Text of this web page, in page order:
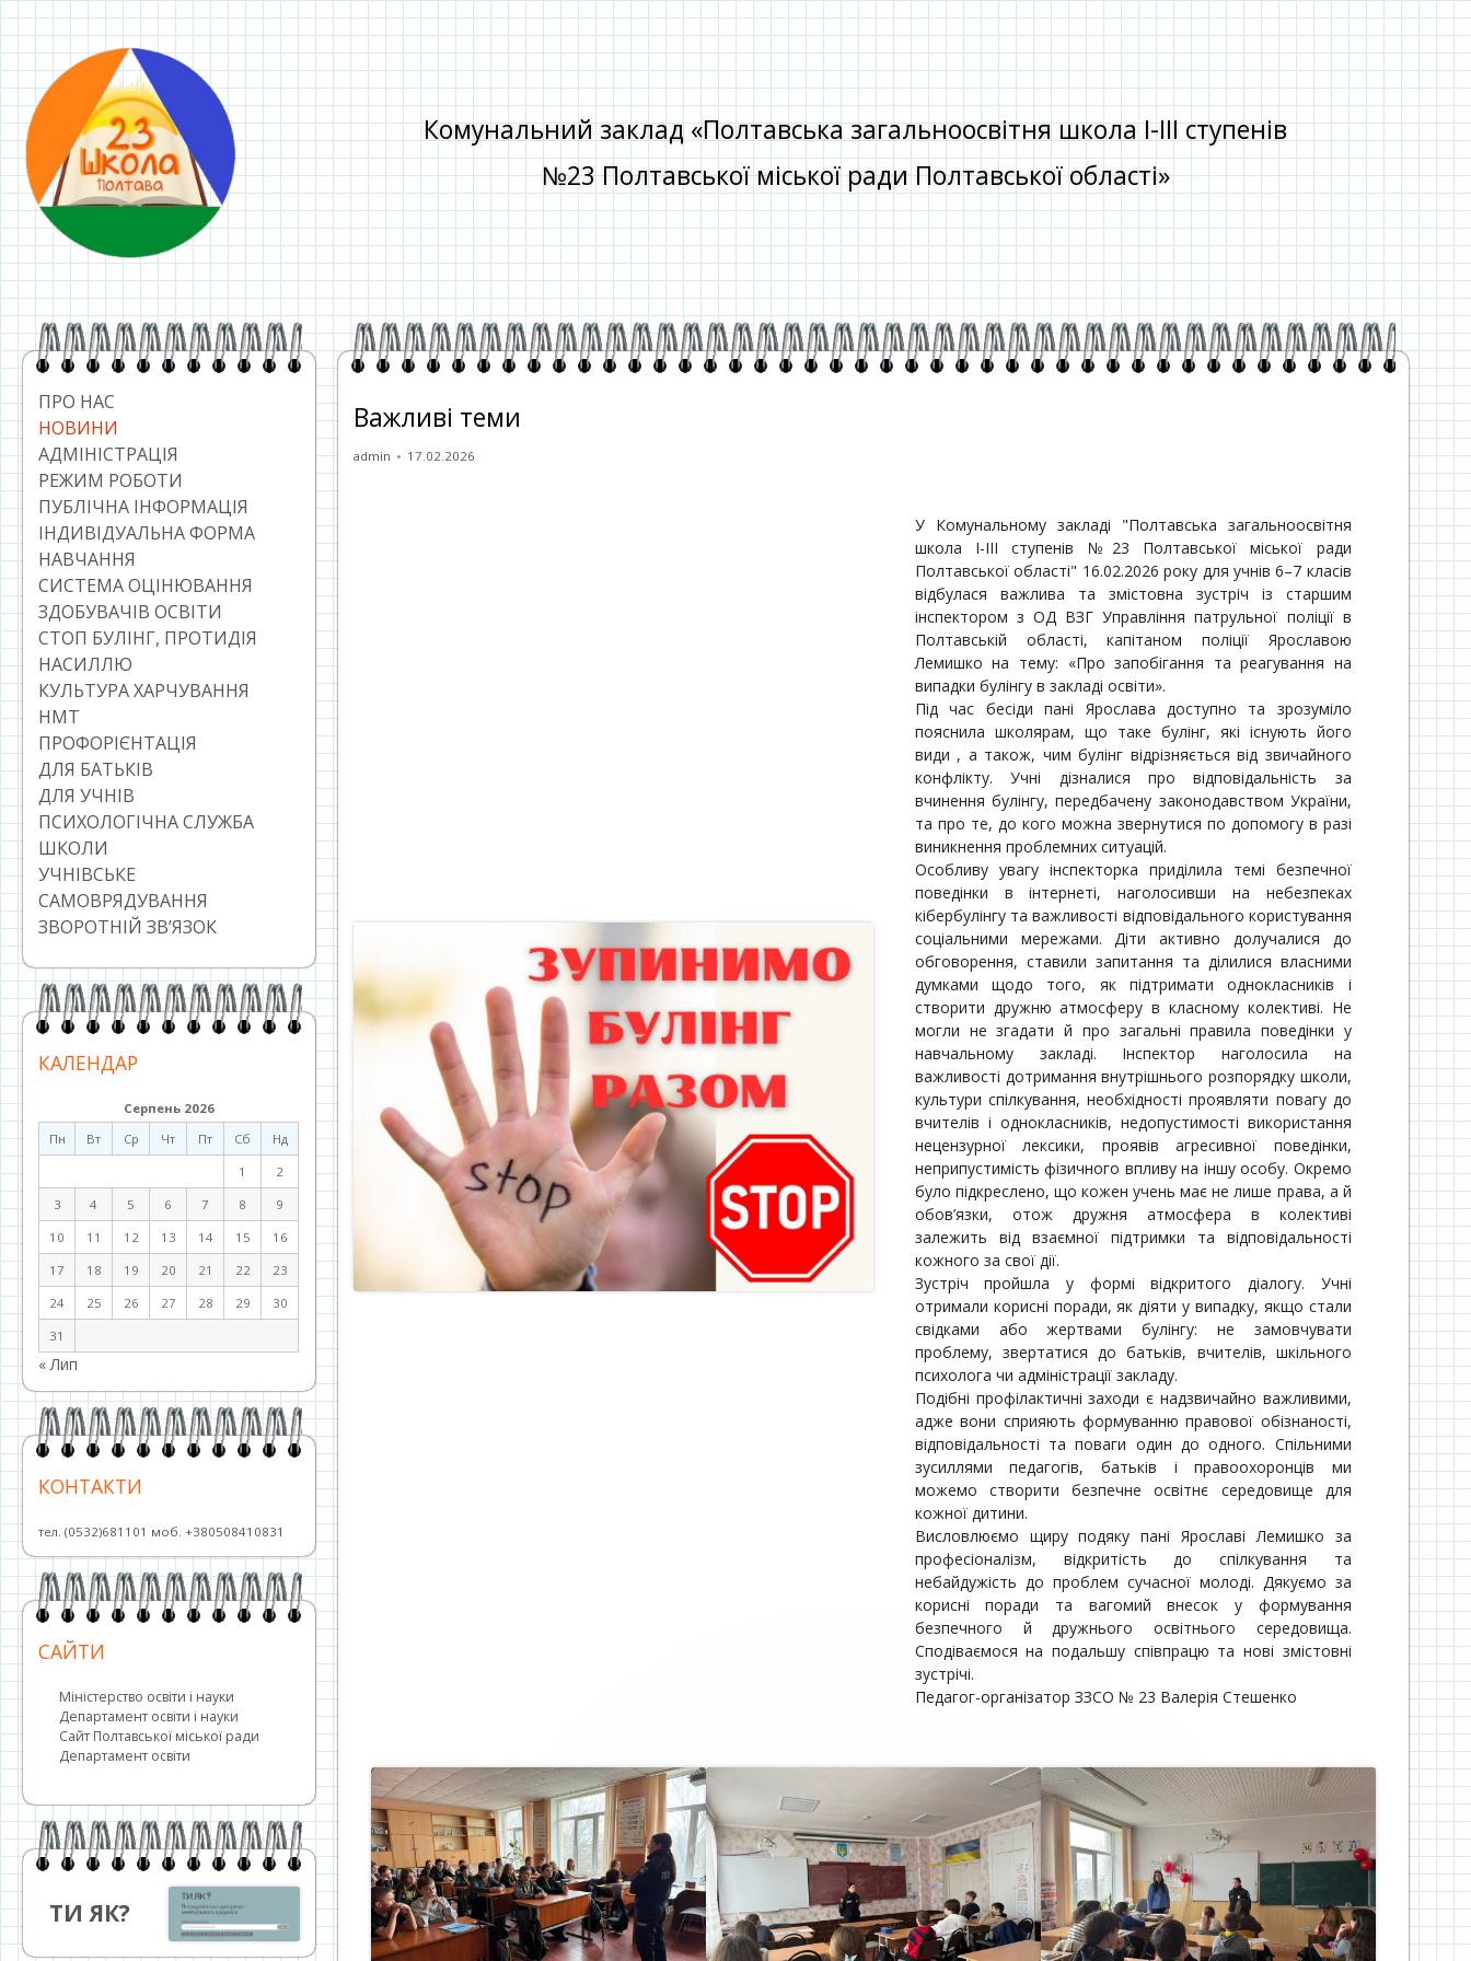
до
контенту
Комунальний заклад «Полтавська загальноосвітня школа І-ІІІ ступенів
№23 Полтавської міської ради Полтавської області»
Головний
сайдбар
ПРО НАС
НОВИНИ
АДМІНІСТРАЦІЯ
РЕЖИМ РОБОТИ
ПУБЛІЧНА ІНФОРМАЦІЯ
ІНДИВІДУАЛЬНА ФОРМА
НАВЧАННЯ
СИСТЕМА ОЦІНЮВАННЯ
ЗДОБУВАЧІВ ОСВІТИ
СТОП БУЛІНГ, ПРОТИДІЯ
НАСИЛЛЮ
КУЛЬТУРА ХАРЧУВАННЯ
НМТ
ПРОФОРІЄНТАЦІЯ
ДЛЯ БАТЬКІВ
ДЛЯ УЧНІВ
ПСИХОЛОГІЧНА СЛУЖБА
ШКОЛИ
УЧНІВСЬКЕ
САМОВРЯДУВАННЯ
ЗВОРОТНІЙ ЗВ’ЯЗОК
КАЛЕНДАР
Серпень 2026
Пн
Вт Ср Чт Пт Сб
Нд
1
2
3
4 5 6 7 8
9
10
11 12 13 14 15
16
17
18 19 20 21 22
23
24
25 26 27 28 29
30
31
« Лип
КОНТАКТИ
тел. (0532)681101 моб. +380508410831
САЙТИ
Міністерство освіти і науки
Департамент освіти і науки
Сайт Полтавської міської ради
Департамент освіти
ТИ ЯК?
Важливі теми
Автор
admin Опубліковано
17.02.2026
У Комунальному закладі "Полтавська загальноосвітня
школа І-ІІІ ступенів №23 Полтавської міської ради
Полтавської області" 16.02.2026 року для учнів 6–7 класів
відбулася важлива та змістовна зустріч із старшим
інспектором з ОД ВЗГ Управління патрульної поліції в
Полтавській області, капітаном поліції Ярославою
Лемишко на тему: «Про запобігання та реагування на
випадки булінгу в закладі освіти».
Під час бесіди пані Ярослава доступно та зрозуміло
пояснила школярам, що таке булінг, які існують його
види , а також, чим булінг відрізняється від звичайного
конфлікту. Учні дізналися про відповідальність за
вчинення булінгу, передбачену законодавством України,
та про те, до кого можна звернутися по допомогу в разі
виникнення проблемних ситуацій.
Особливу увагу інспекторка приділила темі безпечної
поведінки в інтернеті, наголосивши на небезпеках
кібербулінгу та важливості відповідального користування
соціальними мережами. Діти активно долучалися до
обговорення, ставили запитання та ділилися власними
думками щодо того, як підтримати однокласників і
створити дружню атмосферу в класному колективі. Не
могли не згадати й про загальні правила поведінки у
навчальному закладі. Інспектор наголосила на
важливості дотримання внутрішнього розпорядку школи,
культури спілкування, необхідності проявляти повагу до
вчителів і однокласників, недопустимості використання
нецензурної лексики, проявів агресивної поведінки,
неприпустимість фізичного впливу на іншу особу. Окремо
було підкреслено, що кожен учень має не лише права, а й
обов’язки, отож дружня атмосфера в колективі
залежить від взаємної підтримки та відповідальності
кожного за свої дії.
Зустріч пройшла у формі відкритого діалогу. Учні
отримали корисні поради, як діяти у випадку, якщо стали
свідками або жертвами булінгу: не замовчувати
проблему, звертатися до батьків, вчителів, шкільного
психолога чи адміністрації закладу.
Подібні профілактичні заходи є надзвичайно важливими,
адже вони сприяють формуванню правової обізнаності,
відповідальності та поваги один до одного. Спільними
зусиллями педагогів, батьків і правоохоронців ми
можемо створити безпечне освітнє середовище для
кожної дитини.
Висловлюємо щиру подяку пані Ярославі Лемишко за
професіоналізм, відкритість до спілкування та
небайдужість до проблем сучасної молоді. Дякуємо за
корисні поради та вагомий внесок у формування
безпечного й дружнього освітнього середовища.
Сподіваємося на подальшу співпрацю та нові змістовні
зустрічі.
Педагог-організатор ЗЗСО № 23 Валерія Стешенко